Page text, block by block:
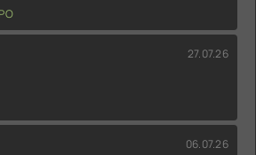
27.07.26
06.07.26